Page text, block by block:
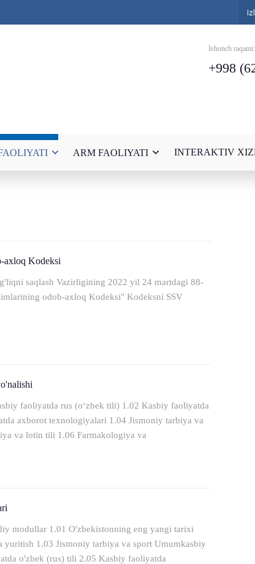
Ishonch raqami:
+998
ARM FAOLIYATI INTERAKTIV
axloq Kodeksi
saqlash Vazirligining 2022 yil 24 martdagi 88-
odob-axloq Kodeksi" Kodeksni SSV
faoliyatda rus (o‘zbek tili) 1.02 Kasbiy faoliyatda
axborot texnologiyalari 1.04 Jismoniy tarbiya va
va lotin tili 1.06 Farmakologiya va
modullar 1.01 O'zbekistonning eng yangi tarixi
yuritish 1.03 Jismoniy tarbiya va sport Umumkasbiy
o'zbek (rus) tili 2.05 Kasbiy faoliyatda